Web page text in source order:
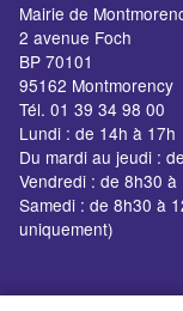
Mairie de
2 avenue Foch
BP 70101
95162 Montmorency
Tél. 01 39 34 98 00
Lundi : de 14h à 17h
Du mardi au jeudi :
Vendredi : de 8h30
Samedi : de 8h30 à
uniquement)